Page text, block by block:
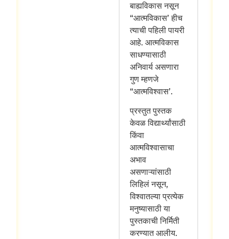
बाह्यविकास नसून
“आत्मविकास’ हीच
त्याची पहिली पायरी
आहे. आत्मविकास
साधण्यासाठी
अनिवार्य असणारा
गुण म्हणजे
“आत्मविश्वास’.
प्रस्तुत पुस्तक
केवळ विद्यार्थ्यांसाठी
किंवा
आत्मविश्वासाचा
अभाव
असणाऱ्यांसाठी
लिहिलं नसून,
विश्वातल्या प्रत्येक
मनुष्यासाठी या
पुस्तकाची निर्मिती
करण्यात आलीय.